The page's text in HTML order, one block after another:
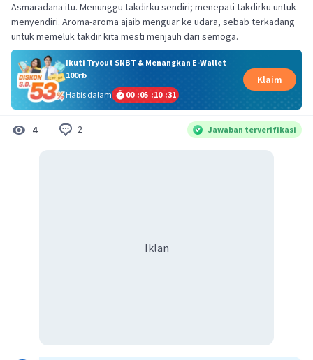
Asmaradana itu. Menunggu takdirku sendiri; menepati takdirku untuk
menyendiri. Aroma-aroma ajaib menguar ke udara, sebab terkadang
Ikuti Tryout SNBT & Menangkan E-Wallet
100rb
Habis dalam
00 :05 :10 :30
Klaim
4 2 Jawaban terverifikasi
Iklan